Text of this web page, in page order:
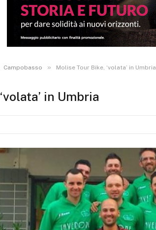
Campobasso » Molise Tour Bike, ‘volata’ in Umbria
in Umbria